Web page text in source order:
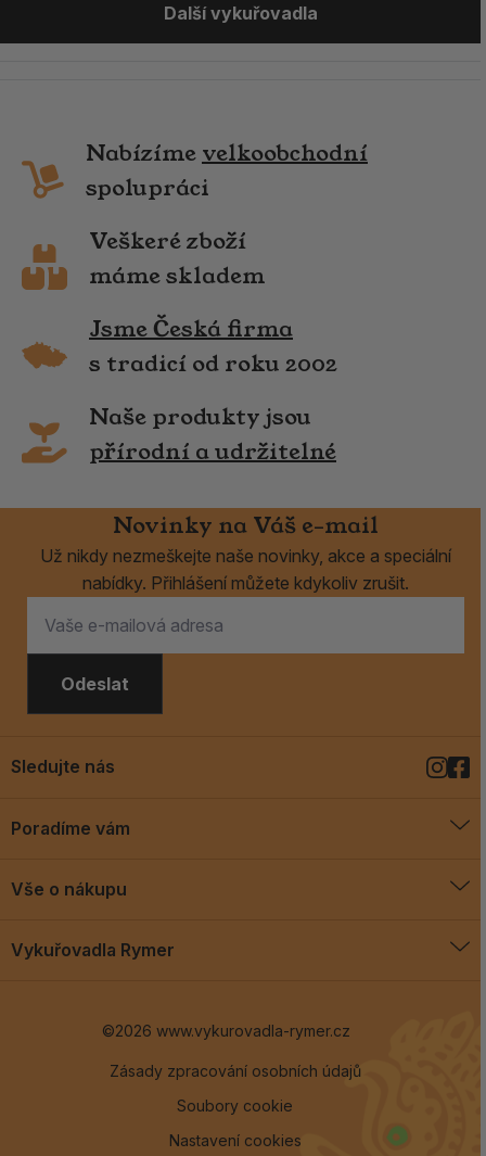
Další vykuřovadla
Nabízíme velkoobchodní
spolupráci
Veškeré zboží
máme skladem
Jsme Česká firma
s tradicí od roku 2002
Naše produkty jsou
přírodní a udržitelné
Novinky na Váš e-mail
Už nikdy nezmeškejte naše novinky, akce a speciální
nabídky. Přihlášení můžete kdykoliv zrušit.
Odeslat
Poradíme vám
Blog
Vše o nákupu
Vykuřovadla Rymer
Sledujte nás
©2026 www.vykurovadla-rymer.cz
Zásady zpracování osobních údajů
Soubory cookie
Nastavení cookies